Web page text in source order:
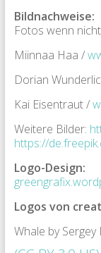
Bildnachweise:
Fotos wenn
Miinnaa Haa /
Dorian
Kai Eisentraut /
Weitere Bilder:
https://
Logo-Design:
Logos von
Whale by